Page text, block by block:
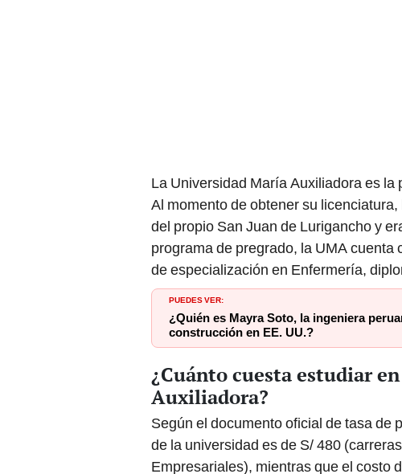
La Universidad María Auxiliadora es
Al momento de obtener su
del propio San Juan de Lurigancho y
programa de pregrado, la UMA
de especialización en Enfermería,
PUEDES VER:
¿Quién es Mayra Soto, la ingeniera
construcción en EE. UU.?
¿Cuánto cuesta estudiar
Auxiliadora?
Según el documento oficial de tasa de
de la universidad es de S/ 480
Empresariales), mientras que el costo